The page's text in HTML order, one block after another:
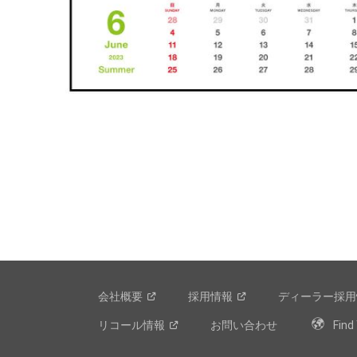
会社概要 採用情報 ディーラー採
リコール情報 お問い合わせ